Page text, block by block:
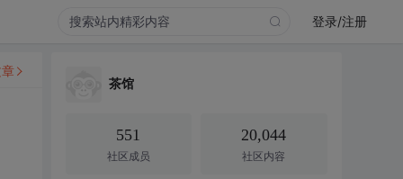
登录/注册
茶馆
551
社区成员
20,044
社区内容